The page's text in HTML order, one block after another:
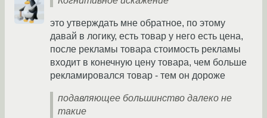
это утверждать мне обратное, по этому
давай в логику, есть товар у него есть цена,
после рекламы товара стоимость рекламы
входит в конечную цену товара, чем больше
рекламировался товар - тем он дороже
подавляющее большинство далеко не
такие